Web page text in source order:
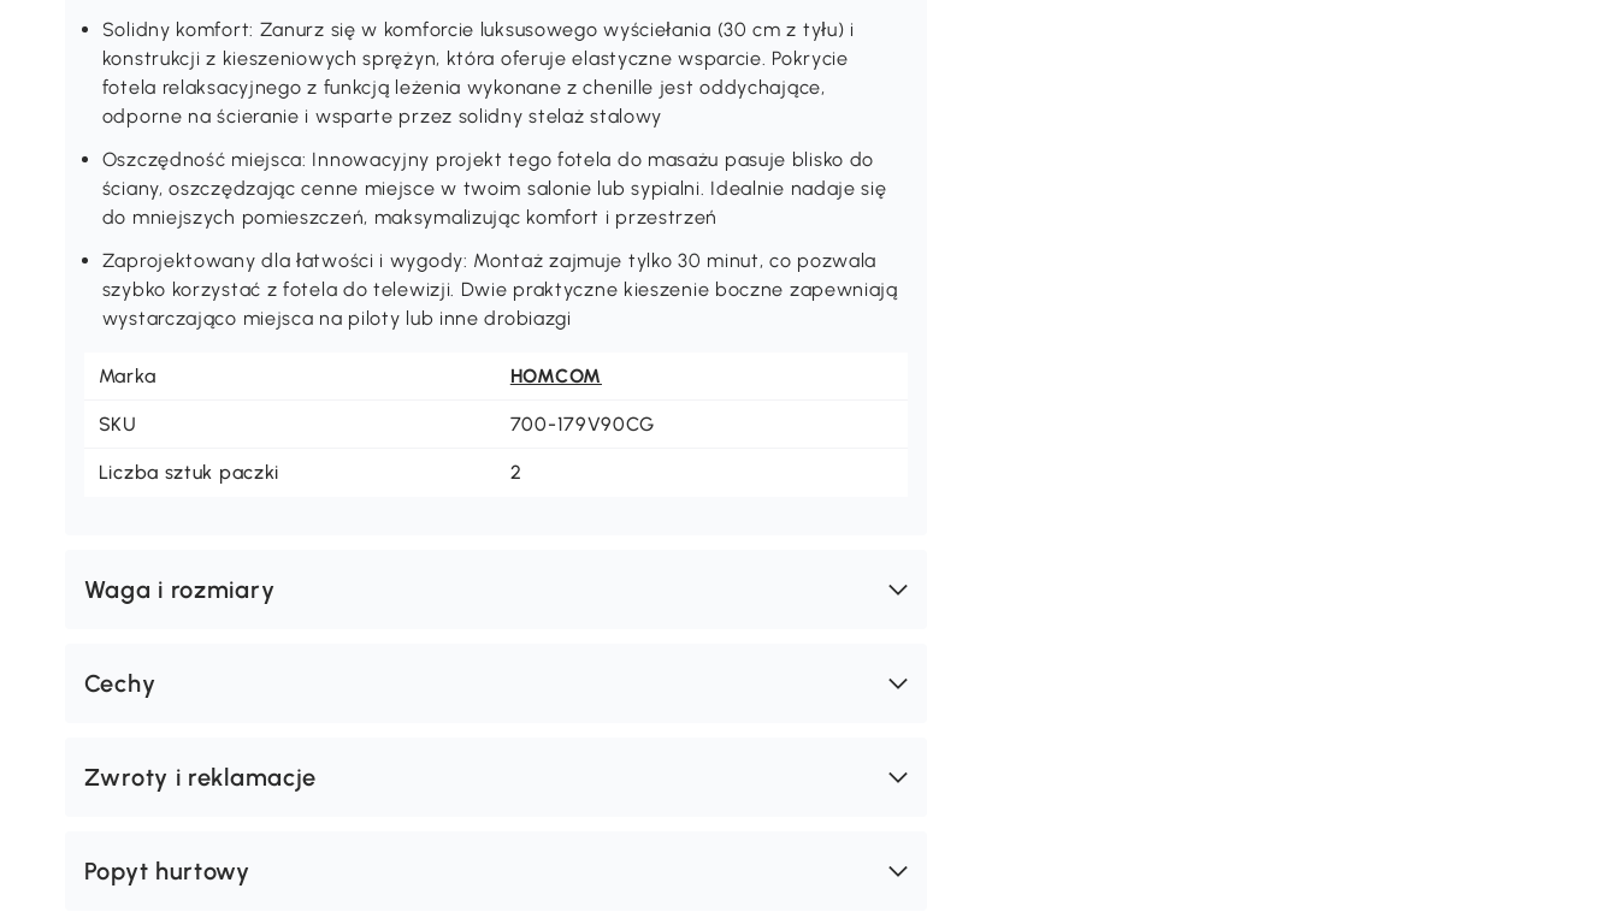
Solidny komfort: Zanurz się w komforcie luksusowego wyściełania (30 cm z tyłu) i
konstrukcji z kieszeniowych sprężyn, która oferuje elastyczne wsparcie. Pokrycie
fotela relaksacyjnego z funkcją leżenia wykonane z chenille jest oddychające,
odporne na ścieranie i wsparte przez solidny stelaż stalowy
Oszczędność miejsca: Innowacyjny projekt tego fotela do masażu pasuje blisko do
ściany, oszczędzając cenne miejsce w twoim salonie lub sypialni. Idealnie nadaje się
do mniejszych pomieszczeń, maksymalizując komfort i przestrzeń
Zaprojektowany dla łatwości i wygody: Montaż zajmuje tylko 30 minut, co pozwala
szybko korzystać z fotela do telewizji. Dwie praktyczne kieszenie boczne zapewniają
wystarczająco miejsca na piloty lub inne drobiazgi
Marka HOMCOM
SKU 700-179V90CG
Liczba sztuk paczki 2
Waga i rozmiary
Cechy
Zwroty i reklamacje
Popyt hurtowy